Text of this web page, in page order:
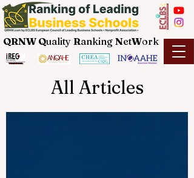
QRNW Quality Ranking NetWork
All Articles